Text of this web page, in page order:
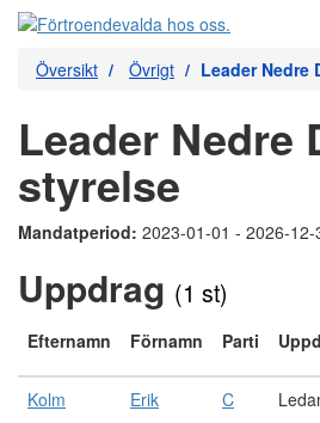
Översikt Övrigt Leader Nedre
Leader Nedre
styrelse
Mandatperiod: 2023-01-01 - 2026-12-
Uppdrag (1 st)
Efternamn Förnamn Parti
Kolm Erik C